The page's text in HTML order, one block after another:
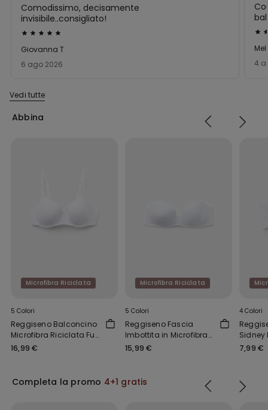
Valutato
5
su
6 ago 2026
Giovanna T
Comodissimo, decisamente
invisibile..consigliato!
5
su
4
Vedi tutte
Abbina
Microfibra Riciclata
5 Colori
Reggiseno Balconcino
Microfibra Riciclata Full
Coverage Prague
16,99 €
Microfibra Riciclata
5 Colori
Reggiseno Fascia
Imbottita in Microfibra
Riciclata New York
15,99 €
4 Colori
Sidney
7,99 €
Completa la promo 4+1 gratis